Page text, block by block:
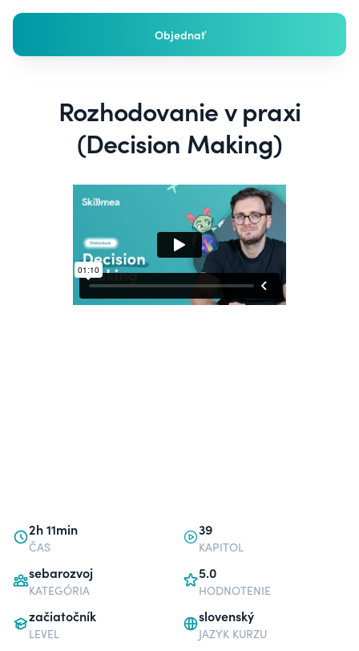
Objednať
Rozhodovanie v praxi
(Decision Making)
2h 11min
ČAS
39
KAPITOL
sebarozvoj
KATEGÓRIA
5.0
HODNOTENIE
začiatočník
LEVEL
slovenský
JAZYK KURZU